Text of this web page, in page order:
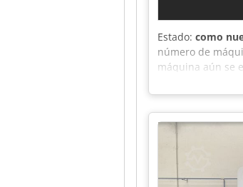
Estado: como
número de
máquina aún se
condiciones
SmoothG
incluidos en el